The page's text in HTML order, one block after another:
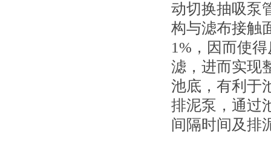
动切换抽吸泵
构与滤布接触
1%，因而使
滤，进而实现
池底，有利于
排泥泵，通过
间隔时间及排